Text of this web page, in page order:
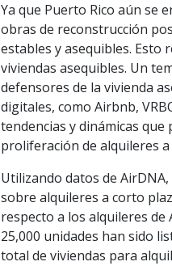
Ya que Puerto Rico aún se
obras de reconstrucción
estables y asequibles.
viviendas asequibles. Un
defensores de la vivienda
digitales, como Airbnb,
tendencias y dinámicas
proliferación de alquileres
Utilizando datos de
sobre alquileres a corto
respecto a los alquileres de
25,000 unidades han sido
total de viviendas para